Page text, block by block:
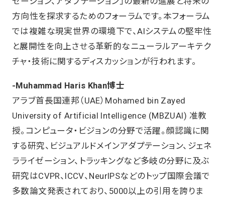
方向性を探求するためのフォーラムです。本フォーラム
では複雑な現実世界の環境下で、AIシステムの堅牢性
と展開性を向上させる革新的なニューラルアーキテク
チャ・技術に関するディスカッションが行われます。
-Muhammad Haris Khan博士
アラブ首長国連邦（UAE）Mohamed bin Zayed
University of Artificial Intelligence (MBZUAI) 准教
授。コンピュータ・ビジョンの分野で活躍。顔認識に関
する研究、ビジュアルドメインアダプテーション、ジェネ
ラライゼーション、トラッキングなど多岐の分野に及ぶ
研究はCVPR、ICCV、NeurIPSなどのトップ国際会議で
多数論文発表されており、5000以上の引用を誇りま